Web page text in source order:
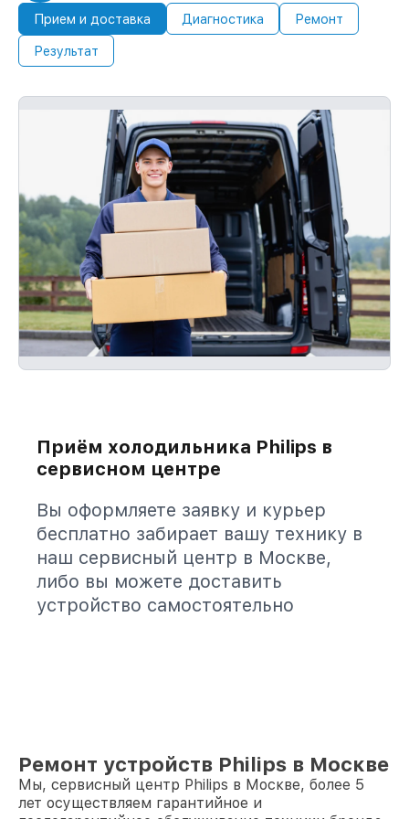
Прием и доставка Диагностика Ремонт
Результат
Приём холодильника Philips в
сервисном центре
Вы оформляете заявку и курьер
бесплатно забирает вашу технику в
наш сервисный центр в Москве,
либо вы можете доставить
устройство самостоятельно
Ремонт устройств Philips в Москве
Мы, сервисный центр Philips в Москве, более 5
лет осуществляем гарантийное и